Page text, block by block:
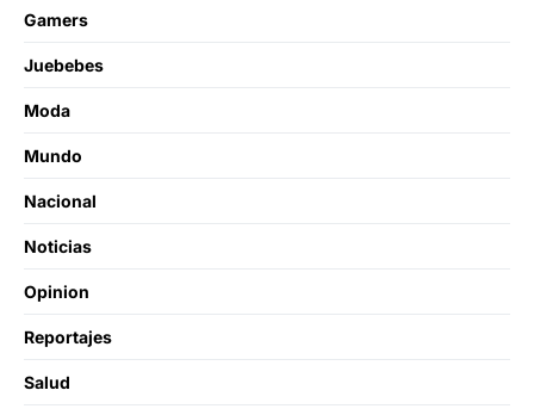
Gamers
Juebebes
Moda
Mundo
Nacional
Noticias
Opinion
Reportajes
Salud